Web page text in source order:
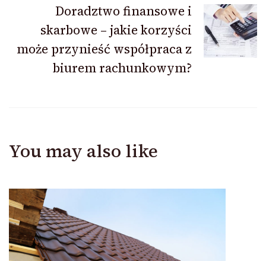
Doradztwo finansowe i
skarbowe – jakie korzyści
może przynieść współpraca z
biurem rachunkowym?
You may also like